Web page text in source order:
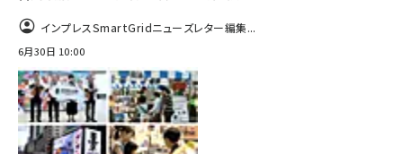
インプレスSmartGridニューズレター編集...
6月30日 10:00